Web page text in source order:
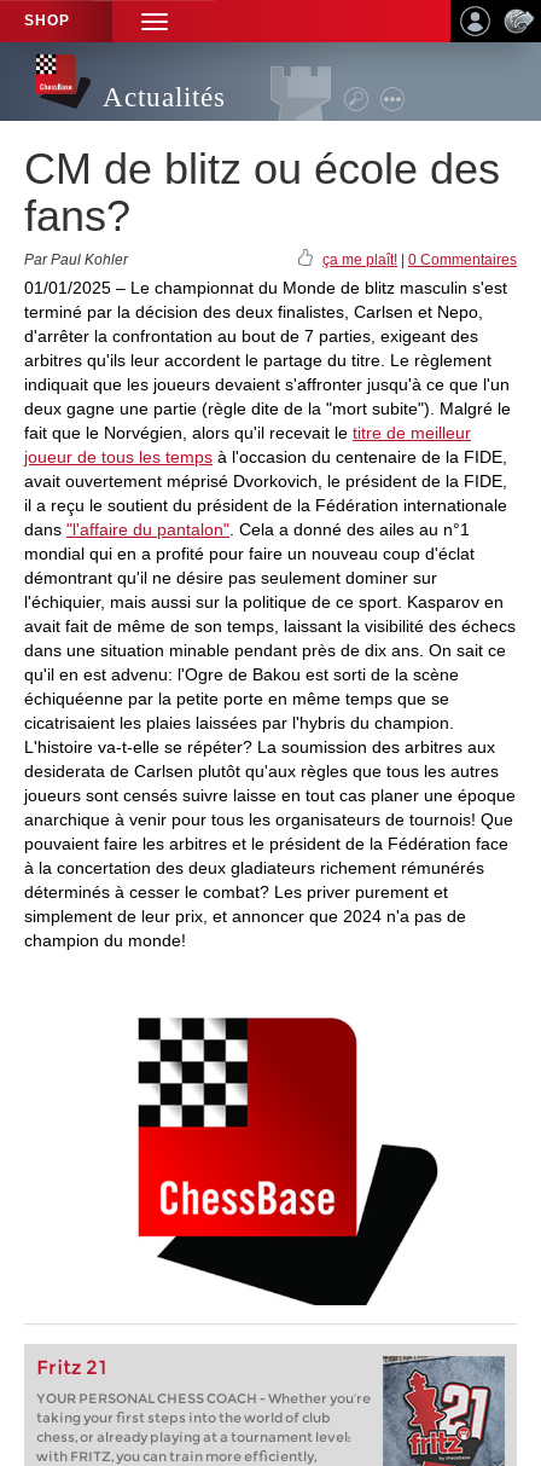
SHOP
TOGGLE
NAVIGATION
Actualités
CM de blitz ou école des
fans?
Par Paul Kohler ça me plaît! 0 Commentaires
01/01/2025 – Le championnat du Monde de blitz masculin s'est
terminé par la décision des deux finalistes, Carlsen et Nepo,
d'arrêter la confrontation au bout de 7 parties, exigeant des
arbitres qu'ils leur accordent le partage du titre. Le règlement
indiquait que les joueurs devaient s'affronter jusqu'à ce que l'un
deux gagne une partie (règle dite de la "mort subite"). Malgré le
fait que le Norvégien, alors qu'il recevait le titre de meilleur
joueur de tous les temps à l'occasion du centenaire de la FIDE,
avait ouvertement méprisé Dvorkovich, le président de la FIDE,
il a reçu le soutient du président de la Fédération internationale
dans "l'affaire du pantalon" . Cela a donné des ailes au n°1
mondial qui en a profité pour faire un nouveau coup d'éclat
démontrant qu'il ne désire pas seulement dominer sur
l'échiquier, mais aussi sur la politique de ce sport. Kasparov en
avait fait de même de son temps, laissant la visibilité des échecs
dans une situation minable pendant près de dix ans. On sait ce
qu'il en est advenu: l'Ogre de Bakou est sorti de la scène
échiquéenne par la petite porte en même temps que se
cicatrisaient les plaies laissées par l'hybris du champion.
L'histoire va-t-elle se répéter? La soumission des arbitres aux
desiderata de Carlsen plutôt qu'aux règles que tous les autres
joueurs sont censés suivre laisse en tout cas planer une époque
anarchique à venir pour tous les organisateurs de tournois! Que
pouvaient faire les arbitres et le président de la Fédération face
à la concertation des deux gladiateurs richement rémunérés
déterminés à cesser le combat? Les priver purement et
simplement de leur prix, et annoncer que 2024 n'a pas de
champion du monde!
Fritz 21
YOUR PERSONAL CHESS COACH - Whether you’re
taking your first steps into the world of club
chess, or already playing at a tournament level:
with FRITZ, you can train more efficiently,